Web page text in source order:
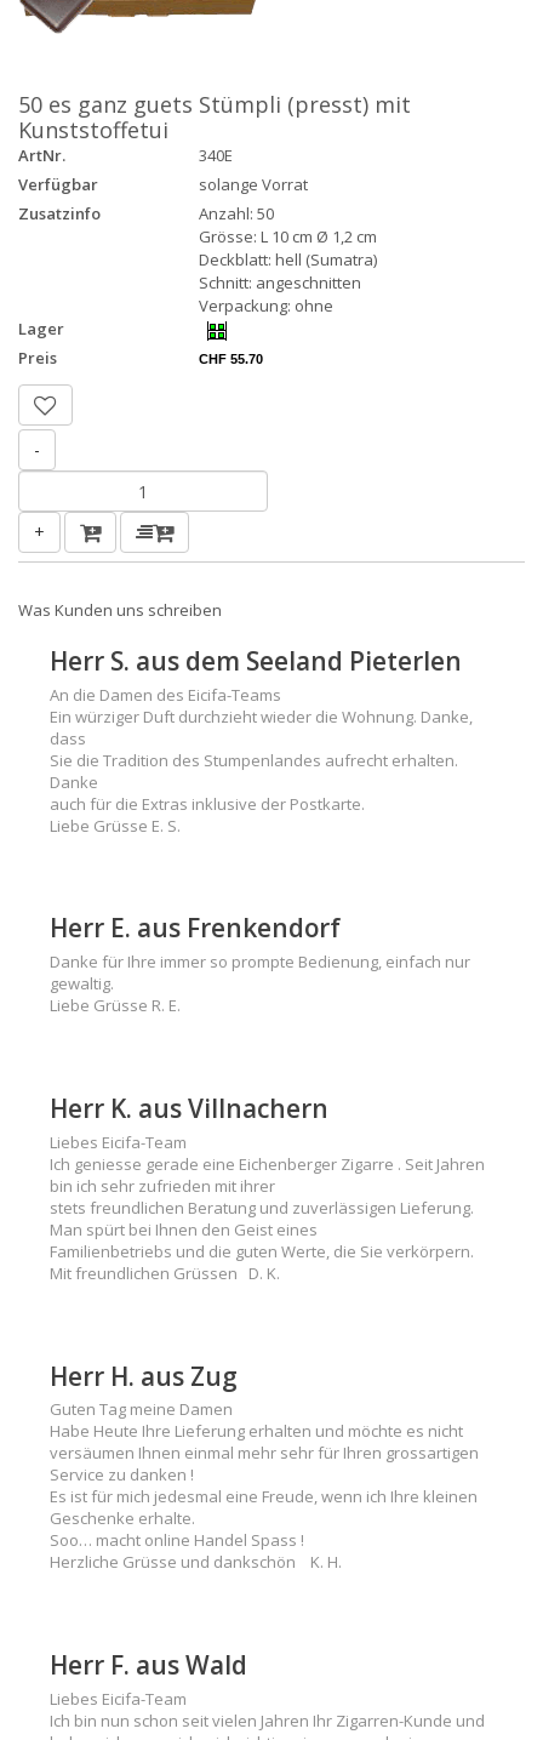
50 es ganz guets Stümpli (presst) mit
Kunststoffetui
ArtNr.
340E
Verfügbar
solange Vorrat
Zusatzinfo
Anzahl: 50
Grösse: L 10 cm Ø 1,2 cm
Deckblatt: hell (Sumatra)
Schnitt: angeschnitten
Verpackung: ohne
Lager
Preis
CHF 55.70
-
+
Was Kunden uns schreiben
Herr S. aus dem Seeland Pieterlen
An die Damen des Eicifa-Teams
Ein würziger Duft durchzieht wieder die Wohnung. Danke,
dass
Sie die Tradition des Stumpenlandes aufrecht erhalten.
Danke
auch für die Extras inklusive der Postkarte.
Liebe Grüsse E. S.
Herr E. aus Frenkendorf
Danke für Ihre immer so prompte Bedienung, einfach nur
gewaltig.
Liebe Grüsse R. E.
Herr K. aus Villnachern
Liebes Eicifa-Team
Ich geniesse gerade eine Eichenberger Zigarre . Seit Jahren
bin ich sehr zufrieden mit ihrer
stets freundlichen Beratung und zuverlässigen Lieferung.
Man spürt bei Ihnen den Geist eines
Familienbetriebs und die guten Werte, die Sie verkörpern.
Mit freundlichen Grüssen D. K.
Herr H. aus Zug
Guten Tag meine Damen
Habe Heute Ihre Lieferung erhalten und möchte es nicht
versäumen Ihnen einmal mehr sehr für Ihren grossartigen
Service zu danken !
Es ist für mich jedesmal eine Freude, wenn ich Ihre kleinen
Geschenke erhalte.
Soo… macht online Handel Spass !
Herzliche Grüsse und dankschön K. H.
Herr F. aus Wald
Liebes Eicifa-Team
Ich bin nun schon seit vielen Jahren Ihr Zigarren-Kunde und